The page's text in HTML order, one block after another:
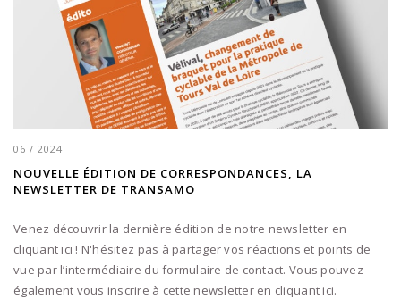
06 / 2024
NOUVELLE ÉDITION DE CORRESPONDANCES, LA
NEWSLETTER DE TRANSAMO
Venez découvrir la dernière édition de notre newsletter en
cliquant ici ! N'hésitez pas à partager vos réactions et points de
vue par l’intermédiaire du formulaire de contact. Vous pouvez
également vous inscrire à cette newsletter en cliquant ici.